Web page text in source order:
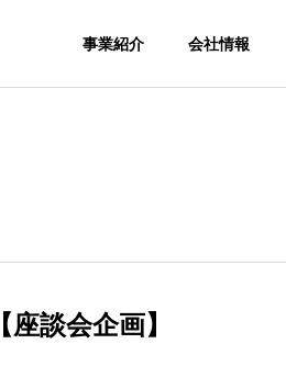
事業紹介 会社情報
【座談会企画】